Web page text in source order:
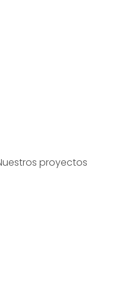
proyectos